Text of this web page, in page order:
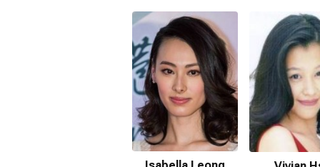
6.1
Yun Shui Yao filmi hangi tür?
Dram, Romantik ,Savaş
Netflix'te var mı?
Hayır. Film Netflix'te
Amazon Prime'da var mı?
Hayır. Film Amazon Prime'da